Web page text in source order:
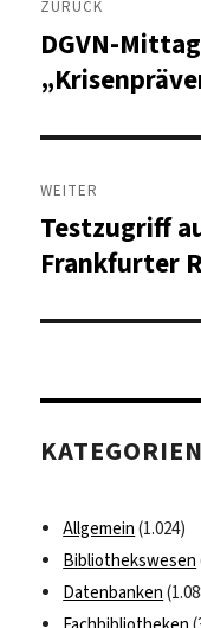
ZURÜCK
Vorheriger
Beitrag:
DGVN-
WEITER
Nächster
Beitrag:
Testzugriff
Frankfurter
KATEGORIEN
Allgemein (1.024)
Bibliothekswesen
Datenbanken